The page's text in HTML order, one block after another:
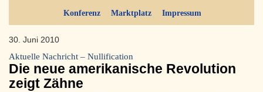
Konferenz Marktplatz Impressum
30. Juni 2010
Aktuelle Nachricht – Nullification
Die neue amerikanische Revolution
zeigt Zähne